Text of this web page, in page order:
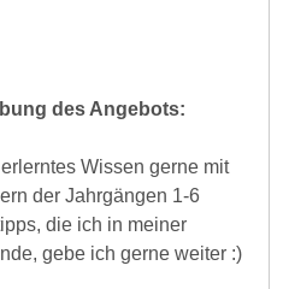
des Angebots:
Wissen gerne mit
der Jahrgängen 1-6
die ich in meiner
gebe ich gerne weiter :)